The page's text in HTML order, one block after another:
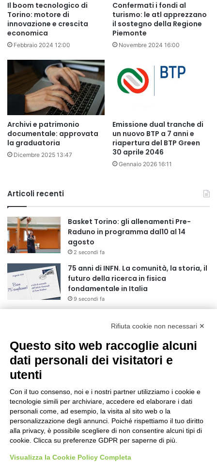
Il boom tecnologico di
Torino: motore di
innovazione e crescita
economica
Febbraio 2024 12:00
Confermati i fondi al
turismo: le atl apprezzano
il sostegno della Regione
Piemonte
Novembre 2024 16:00
Archivi e patrimonio
documentale: approvata
la graduatoria
Dicembre 2025 13:47
Emissione dual tranche di
un nuovo BTP a 7 anni e
riapertura del BTP Green
30 aprile 2046
Gennaio 2026 16:11
Articoli recenti
Basket Torino: gli allenamenti Pre-
Raduno in programma dal10 al 14
agosto
2 secondi fa
75 anni di INFN. La comunità, la storia, il
futuro della ricerca in fisica
fondamentale in Italia
9 secondi fa
nel pieno della stagione turistica
Grande partecipazione alla Festa della
15 ore fa
Pininfarina, Davide Loris Amantea è il
nuovo Chief Creative Officer
1 giorno fa
agosto apre il cuore dell’estate
Rifiuta cookie non necessari ✕
Questo sito web raccoglie alcuni
dati personali dei visitatori e
utenti
Con il tuo consenso, noi e i nostri partner utilizziamo i cookie e
tecnologie simili per archiviare, accedere ed elaborare i dati
personali come, ad esempio, la visita al sito web o la
personalizzazione degli annunci. Poiché rispettiamo il tuo diritto
alla privacy, è possibile scegliere di non consentire alcuni tipi di
cookie. Clicca su preferenze GDPR per saperne di più.
Visualizza la Cookie Policy Completa